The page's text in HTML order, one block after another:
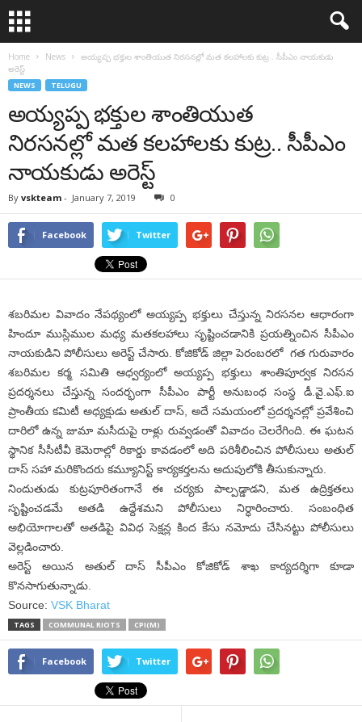
Home News
అయ్యప్ప భక్తుల శాంతియుత నిరసనల్లో మత కలహాలకు కుట్ర.. సీపీఎం నాయకుడు
అరెస్ట్
NEWS TELUGU
అయ్యప్ప భక్తుల శాంతియుత
నిరసనల్లో మత కలహాలకు కుట్ర.. సీపీఎం
నాయకుడు అరెస్ట్
By vskteam - January 7, 2019 0
Facebook Twitter
శబరిమల వివాదం నేపథ్యంలో అయ్యప్ప భక్తులు చేస్తున్న నిరసనల ఆధారంగా
హిందూ ముస్లిముల మధ్య మతకలహాలు సృష్టించడానికి ప్రయత్నించిన సీపీఎం
నాయకుడిని పోలీసులు అరెస్ట్ చేసారు. కోజికోడ్ జిల్లా పెరంబరలో గత గురువారం
శబరిమల కర్మ సమితి ఆధ్వర్యంలో అయ్యప్ప భక్తులు శాంతిపూర్వక నిరసన
ప్రదర్శనలు చేస్తున్న సందర్భంగా సీపీఎం పార్టీ అనుబంధ సంస్థ డీ.వై.ఎఫ్.ఐ
ప్రాంతీయ కమిటీ అధ్యక్షుడు అతుల్ దాస్, అదే సమయంలో ప్రదర్శనల్లో ప్రవేశించి
దారిలో ఉన్న జుమా మసీదుపై రాళ్లు రువ్వడంతో వివాదం చెలరేగింది. ఈ ఘటన
స్థానిక సీసీటీవీ కెమెరాల్లో రికార్డు కావడంలో అది పరిశీలించిన పోలీసులు అతుల్
దాస్ సహా మరికొందరు కమ్యూనిస్ట్ కార్యకర్తలను అదుపులోకి తీసుకున్నారు.
నిందుతుడు కుట్రపూరితంగానే ఈ చర్యకు పాల్పడ్డాడని, మత ఉద్రిక్తతలు
సృష్టించడమే అతడి ఉద్దేశమని పోలీసులు నిర్ధారించారు. సంబంధిత
అభియోగాలతో అతడిపై వివిధ సెక్షన్ల కింద కేసు నమోదు చేసినట్టు పోలీసులు
వెల్లడించారు.
అరెస్ట్ అయిన అతుల్ దాస్ సీపీఎం కోజికోడ్ శాఖ కార్యదర్శిగా కూడా
కొనసాగుతున్నాడు.
Source: VSK Bharat
TAGS COMMUNAL RIOTS CPI(M)
Facebook Twitter